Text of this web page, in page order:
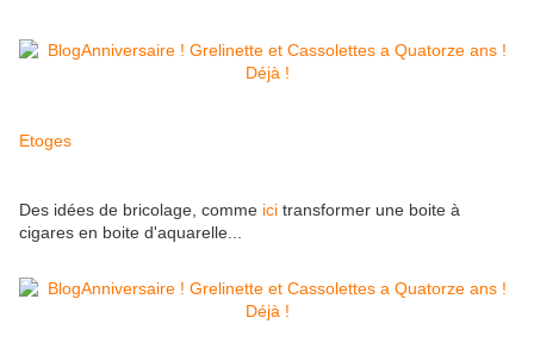
Etoges
Des idées de bricolage, comme ici transformer une boite à
cigares en boite d'aquarelle...